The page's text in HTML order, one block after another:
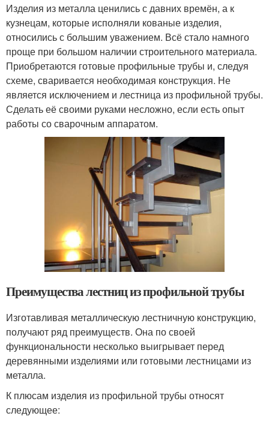
Изделия из металла ценились с давних времён, а к
кузнецам, которые исполняли кованые изделия,
относились с большим уважением. Всё стало намного
проще при большом наличии строительного материала.
Приобретаются готовые профильные трубы и, следуя
схеме, сваривается необходимая конструкция. Не
является исключением и лестница из профильной трубы.
Сделать её своими руками несложно, если есть опыт
работы со сварочным аппаратом.
Преимущества лестниц из профильной трубы
Изготавливая металлическую лестничную конструкцию,
получают ряд преимуществ. Она по своей
функциональности несколько выигрывает перед
деревянными изделиями или готовыми лестницами из
металла.
К плюсам изделия из профильной трубы относят
следующее: